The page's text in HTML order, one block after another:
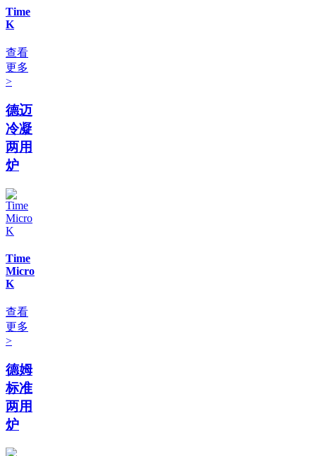
Time
K
查看
更多
>
德迈
冷凝
两用
炉
Time
Micro
K
查看
更多
>
德姆
标准
两用
炉